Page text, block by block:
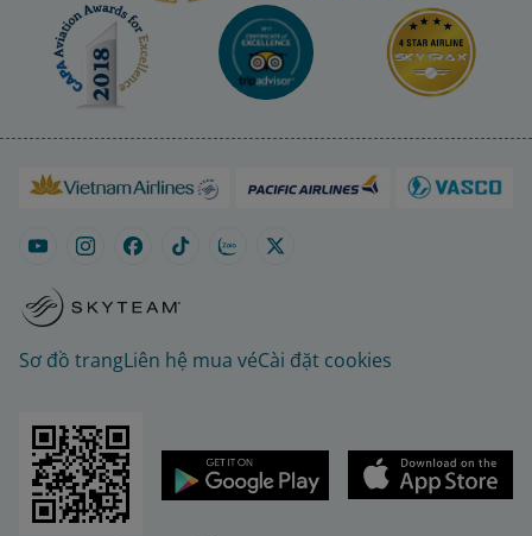
Sơ đồ trangLiên hệ mua véCài đặt cookies